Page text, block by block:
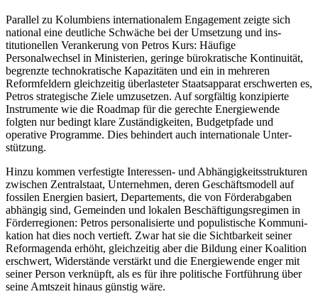
Parallel zu Kolumbiens internationalem Engagement zeigte sich
national eine deut­liche Schwäche bei der Umsetzung und ins­
titutionellen Verankerung von Petros Kurs: Häufige
Personalwechsel in Ministerien, ge­ringe bürokratische Kontinuität,
begrenzte tech­nokratische Kapazitäten und ein in mehre­ren
Reformfeldern gleichzeitig über­lasteter Staatsapparat erschwerten es,
Petros strate­gische Ziele umzusetzen. Auf sorg­fäl­tig konzi­pierte
Instrumente wie die Road­map für die gerechte Energiewende
folgten nur be­dingt klare Zuständigkeiten, Budget­pfade und
operative Programme. Dies be­hindert auch internationale Unter­
stützung.
Hinzu kommen verfestigte Interessen- und Abhängigkeitsstrukturen
zwischen Zentralstaat, Unternehmen, deren Geschäfts­modell auf
fossilen Energien basiert, Depar­te­ments, die von Förderabgaben
abhängig sind, Gemeinden und lokalen Beschäftigungs­regimen in
Förderregionen: Petros personalisierte und populistische Kommuni­
kation hat dies noch vertieft. Zwar hat sie die Sichtbarkeit seiner
Reform­agenda erhöht, gleichzeitig aber die Bildung einer Koalition
erschwert, Widerstände ver­stärkt und die Energiewende enger mit
seiner Person ver­knüpft, als es für ihre politi­sche Fortführung über
seine Amtszeit hin­aus günstig wäre.